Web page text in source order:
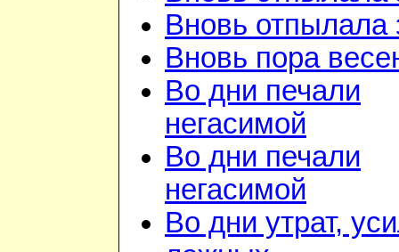
Вновь отпылала
Вновь пора
Во дни печали
негасимой
Во дни печали
негасимой
Во дни утрат,